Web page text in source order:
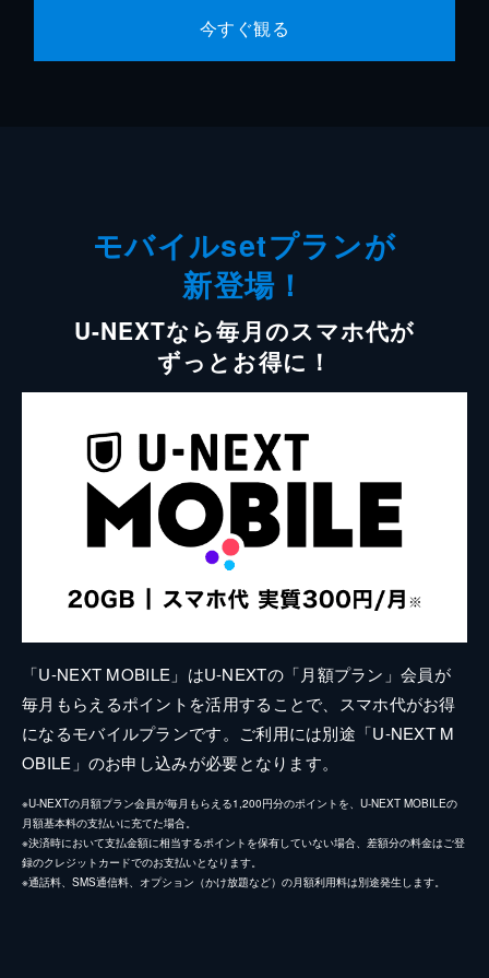
今すぐ観る
モバイルsetプランが
新登場！
U-NEXTなら毎月のスマホ代が
ずっとお得に！
「U-NEXT MOBILE」はU-NEXTの「月額プラン」会員が
毎月もらえるポイントを活用することで、スマホ代がお得
になるモバイルプランです。ご利用には別途「U-NEXT M
OBILE」のお申し込みが必要となります。
※U-NEXTの月額プラン会員が毎月もらえる1,200円分のポイントを、U-NEXT MOBILEの
月額基本料の支払いに充てた場合。
※決済時において支払金額に相当するポイントを保有していない場合、差額分の料金はご登
録のクレジットカードでのお支払いとなります。
※通話料、SMS通信料、オプション（かけ放題など）の月額利用料は別途発生します。